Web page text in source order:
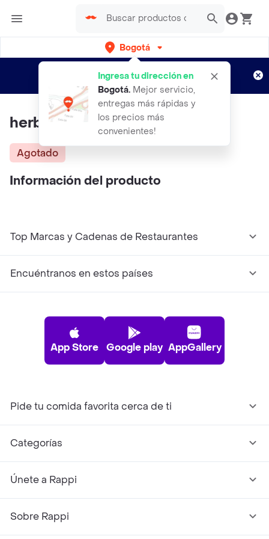
Bogotá
Ingresa tu dirección en
Bogotá. Mejor servicio,
entregas más rápidas y
los precios más
convenientes!
envíos gratis por semanas
Aplican TyC
herberas en arreglo floral
Agotado
Información del producto
Top Marcas y Cadenas de Restaurantes
Encuéntranos en estos países
App Store Google play AppGallery
Pide tu comida favorita cerca de ti
Categorías
Únete a Rappi
Sobre Rappi